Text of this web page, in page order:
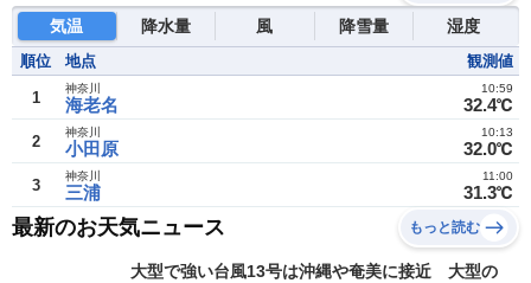
気温 降水量 風 降雪量 湿度
順位 地点 観測値
1 海老名
神奈川
32.4℃
10:59
2 小田原
神奈川
32.0℃
10:13
3 三浦
神奈川
31.3℃
11:00
最新のお天気ニュース もっと読む
大型で強い台風13号は沖縄や奄美に接近 大型の